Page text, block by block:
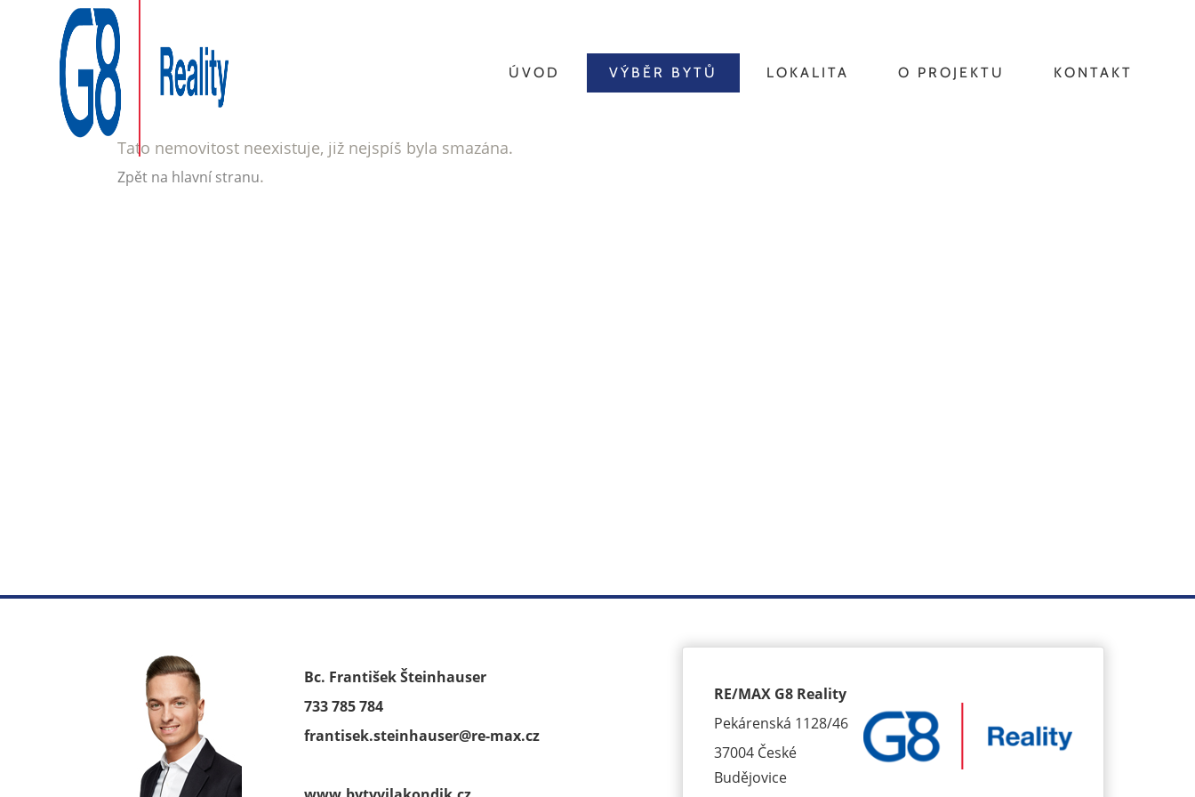
ÚVOD VÝBĚR BYTŮ LOKALITA O PROJEKTU KONTAKT
Tato nemovitost neexistuje, již nejspíš byla smazána.
Zpět na hlavní stranu.
Bc. František Šteinhauser
733 785 784
frantisek.steinhauser@re-max.cz
RE/MAX G8 Reality
Pekárenská 1128/46
37004 České
Budějovice